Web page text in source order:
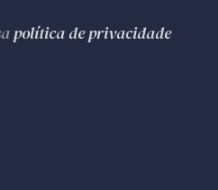
política de privacidade